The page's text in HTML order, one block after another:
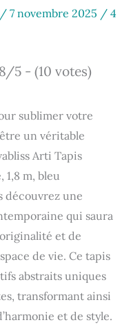
/ 7 novembre 2025 / 4
5 - (10 votes)
sublimer votre
un véritable
Arti Tapis
m, bleu
découvrez une
qui saura
et de
de vie. Ce tapis
abstraits uniques
transformant ainsi
et de style.